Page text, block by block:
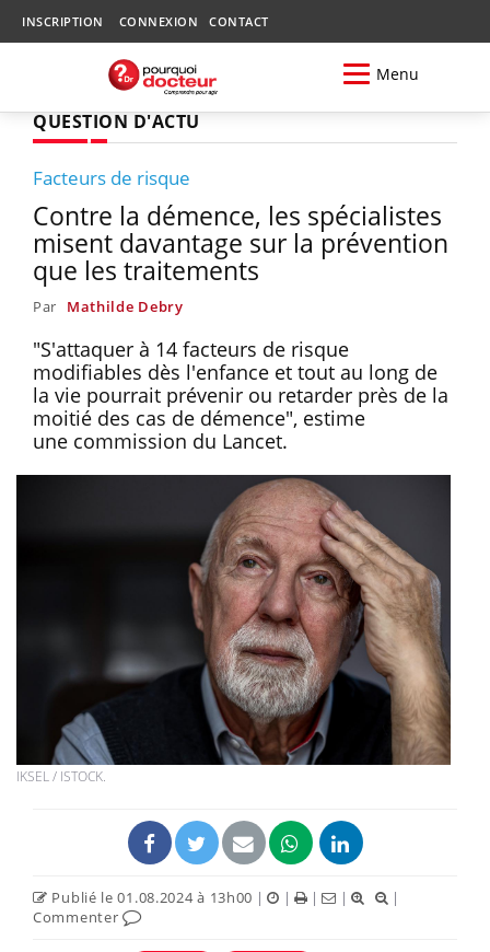
INSCRIPTION CONNEXION CONTACT
Menu
QUESTION D'ACTU
Facteurs de risque
Contre la démence, les spécialistes
misent davantage sur la prévention
que les traitements
Par Mathilde Debry
"S'attaquer à 14 facteurs de risque
modifiables dès l'enfance et tout au long de
la vie pourrait prévenir ou retarder près de la
moitié des cas de démence", estime
une commission du Lancet.
IKSEL / ISTOCK.
Publié le 01.08.2024 à 13h00 | | | |
|
Commenter